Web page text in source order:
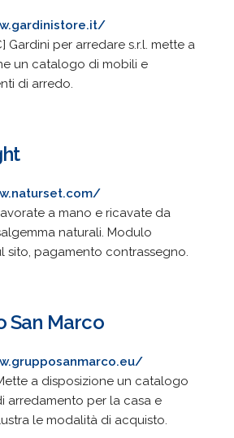
Gardini per arredare s.r.l. mette a
un catalogo di mobili e
di arredo.
a mano e ricavate da
naturali. Modulo
sito, pagamento contrassegno.
San Marco
a disposizione un catalogo
arredamento per la casa e
le modalità di acquisto.